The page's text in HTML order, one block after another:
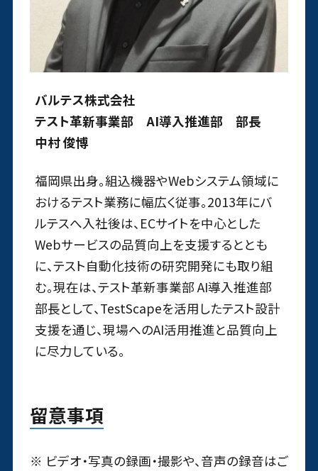
バルテス株式会社
テスト革新事業部 AI導入推進部 部長
中村 俊博
福岡県出身。組込機器やWebシステム領域に
おけるテスト業務に幅広く従事。2013年にバ
ルテスへ入社後は、ECサイトを中心とした
Webサービスの品質向上を支援するととも
に、テスト自動化技術の研究開発にも取り組
む。現在は、テスト革新事業部 AI導入推進部
部長として、TestScapeを活用したテスト設計
支援を通じ、現場へのAI活用推進と品質向上
に尽力している。
留意事項
※ ビデオ・写真の録画・撮影や、音声の録音はご